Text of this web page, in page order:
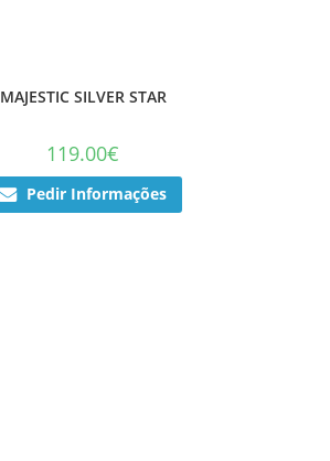
MAJESTIC SILVER STAR
119.00€
Pedir Informações